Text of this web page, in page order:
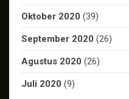
Oktober 2020 (39)
September 2020 (26)
Agustus 2020 (26)
Juli 2020 (9)